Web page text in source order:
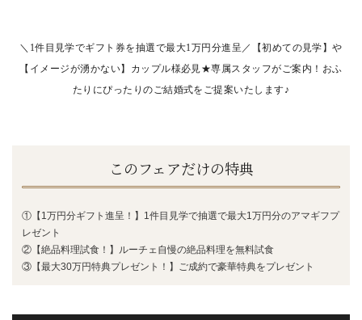
＼1件目見学でギフト券を抽選で最大1万円分進呈／【初めての見学】や
【イメージが湧かない】カップル様必見★専属スタッフがご案内！おふ
たりにぴったりのご結婚式をご提案いたします♪
このフェアだけの特典
①【1万円分ギフト進呈！】1件目見学で抽選で最大1万円分のアマギフプ
レゼント
②【絶品料理試食！】ルーチェ自慢の絶品料理を無料試食
③【最大30万円特典プレゼント！】ご成約で豪華特典をプレゼント